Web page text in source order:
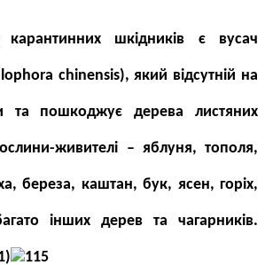
шкідників є вусач
chinensis), який відсутній на
та пошкоджує дерева листяних
живителі – яблуня, тополя,
береза, каштан, бук, ясен, горіх,
інших дерев та чагарників.